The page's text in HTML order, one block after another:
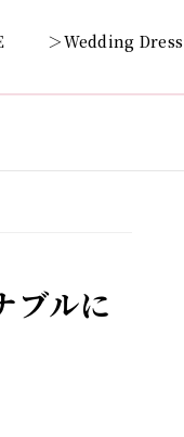
＞Wedding Dress
ブルに